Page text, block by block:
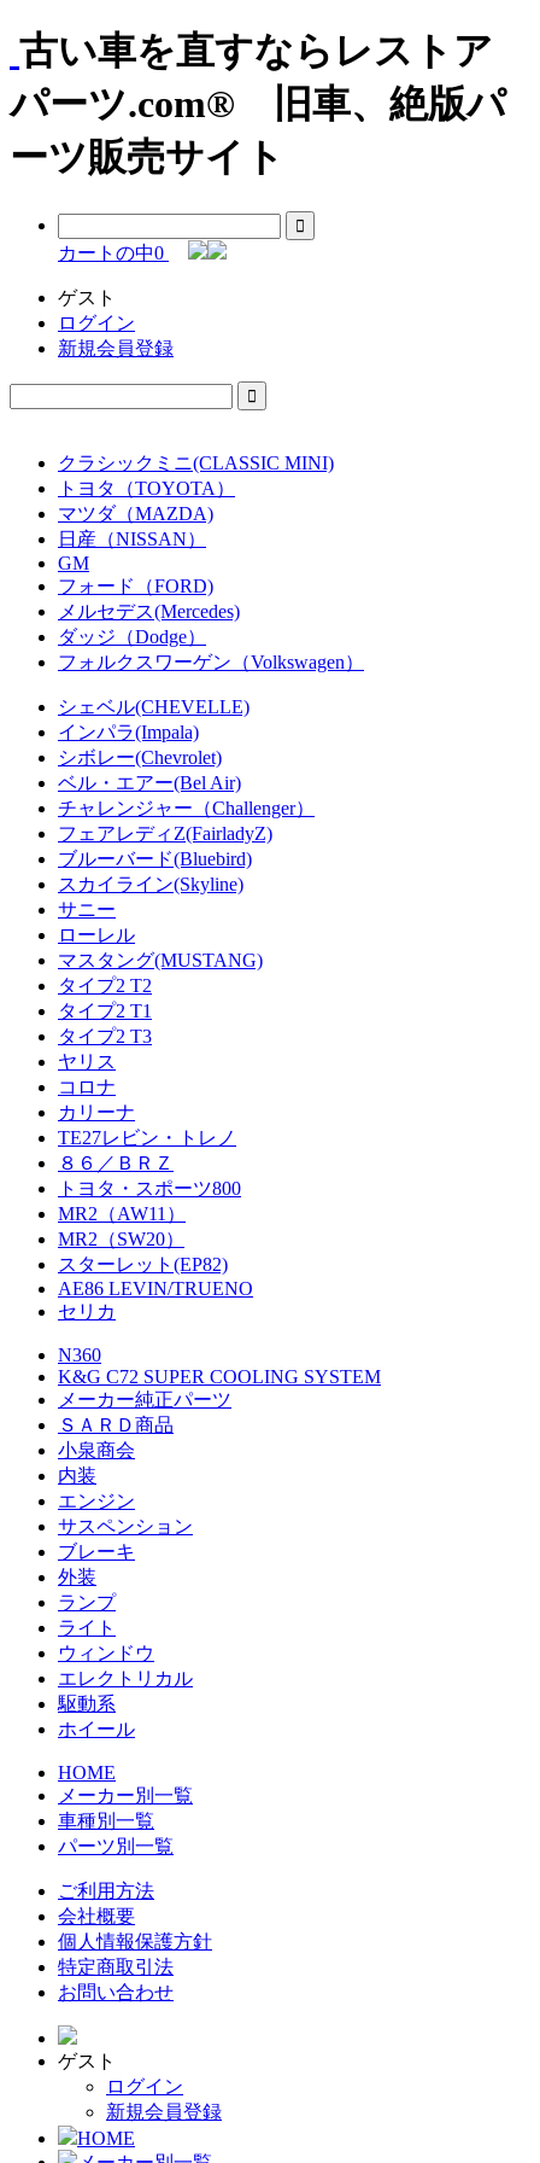
古い車を直すならレストア
パーツ.com® 旧車、絶版パ
ーツ販売サイト
カートの中0
ゲスト
ログイン
新規会員登録
クラシックミニ(CLASSIC MINI)
トヨタ（TOYOTA）
マツダ（MAZDA)
日産（NISSAN）
GM
フォード（FORD)
メルセデス(Mercedes)
ダッジ（Dodge）
フォルクスワーゲン（Volkswagen）
シェベル(CHEVELLE)
インパラ(Impala)
シボレー(Chevrolet)
ベル・エアー(Bel Air)
チャレンジャー（Challenger）
フェアレディZ(FairladyZ)
ブルーバード(Bluebird)
スカイライン(Skyline)
サニー
ローレル
マスタング(MUSTANG)
タイプ2 T2
タイプ2 T1
タイプ2 T3
ヤリス
コロナ
カリーナ
TE27レビン・トレノ
８６／ＢＲＺ
トヨタ・スポーツ800
MR2（AW11）
MR2（SW20）
スターレット(EP82)
AE86 LEVIN/TRUENO
セリカ
N360
K&G C72 SUPER COOLING SYSTEM
メーカー純正パーツ
ＳＡＲＤ商品
小泉商会
内装
エンジン
サスペンション
ブレーキ
外装
ランプ
ライト
ウィンドウ
エレクトリカル
駆動系
ホイール
HOME
メーカー別一覧
車種別一覧
パーツ別一覧
ご利用方法
会社概要
個人情報保護方針
特定商取引法
お問い合わせ
ゲスト
ログイン
新規会員登録
HOME